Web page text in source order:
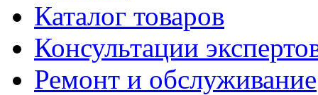
Каталог товаров
Консультации
Ремонт и обслуживание